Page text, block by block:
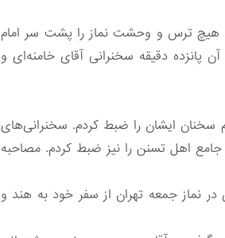
هیچ ترس و وحشت نماز را پشت سر امام
دقیقه سخنرانی آقای خامنه‌ای و
ایشان را ضبط کردم. سخنرانی‌های
اهل تسنن را نیز ضبط کردم. مصاحبه
ایشان در نماز جمعه تهران از سفر خود به هند و